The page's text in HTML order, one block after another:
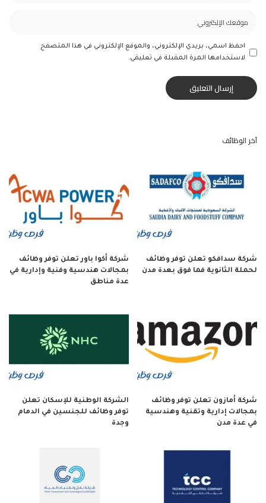
احفظ اسمي، بريدي الإلكتروني، والموقع الإلكتروني في هذا المتصفح
لاستخدامها المرة المقبلة في تعليقي.
آخر الوظائف
شركة سدافكو تعلن توفر وظائف
لحملة الثانوية فما فوق بعدة مدن
شركة أكوا باور تعلن توفر وظائف
بمجالات هندسية وفنية وإدارية في
عدة مناطق
شركة أمازون تعلن توفر وظائف
بمجالات إدارية وتقنية وهندسية
في عدة مدن
الشركة الوطنية للإسكان تعلن
توفر وظائف للجنسين في الدمام
وجدة